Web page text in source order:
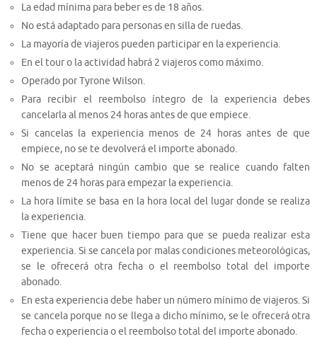
La edad mínima para beber es de 18 años.
No está adaptado para personas en silla de ruedas.
La mayoría de viajeros pueden participar en la experiencia.
En el tour o la actividad habrá 2 viajeros como máximo.
Operado por Tyrone Wilson.
Para recibir el reembolso íntegro de la experiencia debes
cancelarla al menos 24 horas antes de que empiece.
Si cancelas la experiencia menos de 24 horas antes de que
empiece, no se te devolverá el importe abonado.
No se aceptará ningún cambio que se realice cuando falten
menos de 24 horas para empezar la experiencia.
La hora límite se basa en la hora local del lugar donde se realiza
la experiencia.
Tiene que hacer buen tiempo para que se pueda realizar esta
experiencia. Si se cancela por malas condiciones meteorológicas,
se le ofrecerá otra fecha o el reembolso total del importe
abonado.
En esta experiencia debe haber un número mínimo de viajeros. Si
se cancela porque no se llega a dicho mínimo, se le ofrecerá otra
fecha o experiencia o el reembolso total del importe abonado.